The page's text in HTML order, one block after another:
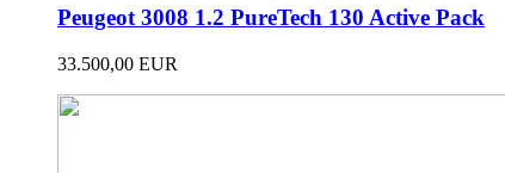
Peugeot 3008 1.2 PureTech 130 Active Pack
33.500,00 EUR